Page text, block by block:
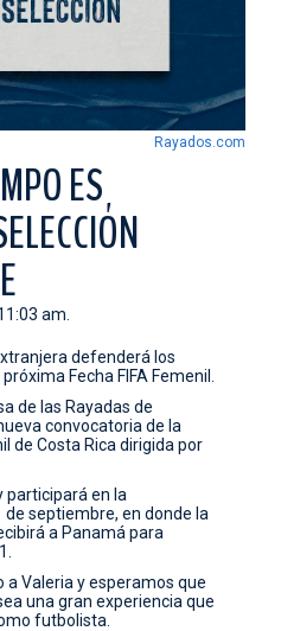
Rayados.com
ES
am.
defenderá los
Fecha FIFA Femenil.
de las Rayadas de
convocatoria de la
de Costa Rica dirigida por
participará en la
septiembre, en donde la
a Panamá para
a Valeria y esperamos que
una gran experiencia que
futbolista.